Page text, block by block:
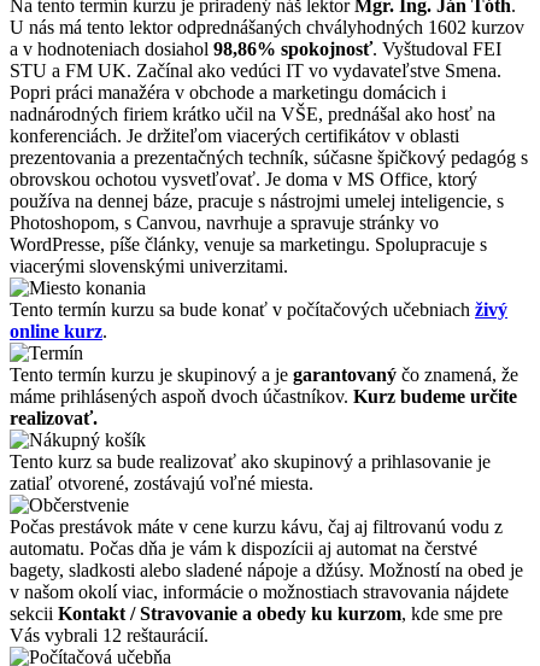
Na tento termín kurzu je priradený náš lektor Mgr. Ing. Ján Tóth.
U nás má tento lektor odprednášaných chvályhodných 1602 kurzov
a v hodnoteniach dosiahol 98,86% spokojnosť. Vyštudoval FEI
STU a FM UK. Začínal ako vedúci IT vo vydavateľstve Smena.
Popri práci manažéra v obchode a marketingu domácich i
nadnárodných firiem krátko učil na VŠE, prednášal ako hosť na
konferenciách. Je držiteľom viacerých certifikátov v oblasti
prezentovania a prezentačných techník, súčasne špičkový pedagóg s
obrovskou ochotou vysvetľovať. Je doma v MS Office, ktorý
používa na dennej báze, pracuje s nástrojmi umelej inteligencie, s
Photoshopom, s Canvou, navrhuje a spravuje stránky vo
WordPresse, píše články, venuje sa marketingu. Spolupracuje s
viacerými slovenskými univerzitami.
Tento termín kurzu sa bude konať v počítačových učebniach živý
online kurz.
Tento termín kurzu je skupinový a je garantovaný čo znamená, že
máme prihlásených aspoň dvoch účastníkov. Kurz budeme určite
realizovať.
Tento kurz sa bude realizovať ako skupinový a prihlasovanie je
zatiaľ otvorené, zostávajú voľné miesta.
Počas prestávok máte v cene kurzu kávu, čaj aj filtrovanú vodu z
automatu. Počas dňa je vám k dispozícii aj automat na čerstvé
bagety, sladkosti alebo sladené nápoje a džúsy. Možností na obed je
v našom okolí viac, informácie o možnostiach stravovania nájdete
sekcii Kontakt / Stravovanie a obedy ku kurzom, kde sme pre
Vás vybrali 12 reštaurácií.